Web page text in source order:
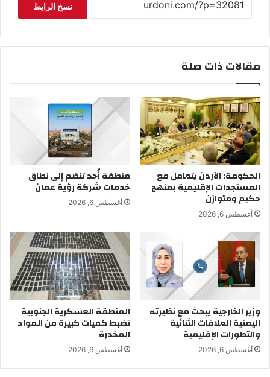
نسخ الرابط
مقالات ذات صلة
الحكومة: الأردن يتعامل مع
المستجدات الإقليمية بمنهج
حكيم ومتوازن
أغسطس 6, 2026
منطقة أُحد تنضم إلى نطاق
خدمات شركة رؤية عمان
أغسطس 6, 2026
وزير الخارجية يبحث مع نظيرته
اليمنية العلاقات الثنائية
والتطورات الإقليمية
أغسطس 6, 2026
المنطقة العسكرية الجنوبية
تضبط كميات كبيرة من المواد
المخدرة
أغسطس 6, 2026